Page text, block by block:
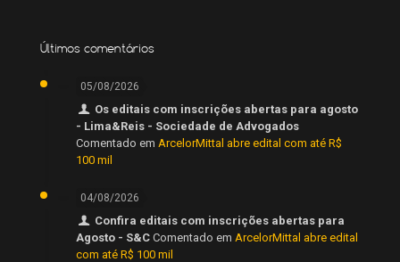
Últimos comentários
05/08/2026
Os editais com inscrições abertas para agosto
- Lima&Reis - Sociedade de Advogados
Comentado em ArcelorMittal abre edital com até R$
100 mil
04/08/2026
Confira editais com inscrições abertas para
Agosto - S&C Comentado em ArcelorMittal abre edital
com até R$ 100 mil